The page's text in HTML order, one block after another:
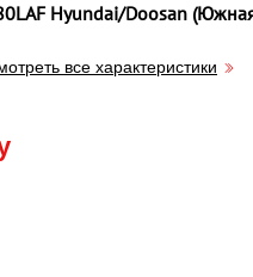
Hyundai/Doosan
все характеристики